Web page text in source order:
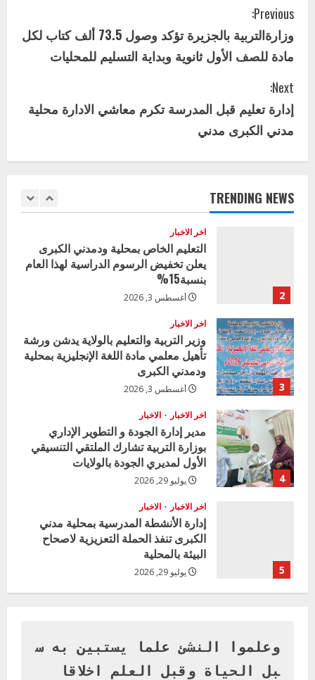
C
o
n
t
i
n
u
e
e
a
d
i
n
g
Previous:
وزارةالتربية بالجزيرة تؤكد وصول 73.5 ألف كتاب لكل
مادة للصف الأول ثانوية وبداية التسليم للمحليات
Next:
إدارة تعليم قبل المدرسة تكرم معاشي الادارة محلية
مدني الكبرى مدني
TRENDING NEWS
4
5
اخر الاخبار الاخبار
إدارة الأنشطة المدرسية بمحلية مدني
يوليو 29, 2026
1
اخر الاخبار
2
اخر الاخبار
التعليم الخاص بمحلية ودمدني الكبرى
يعلن تخفيض الرسوم الدراسية لهذا العام
بنسبة15%
أغسطس 3, 2026
3
اخر الاخبار
وزير التربية والتعليم بالولاية يدشن ورشة
تأهيل معلمي مادة اللغة الإنجليزية بمحلية
ودمدني الكبرى
أغسطس 3, 2026
4
اخر الاخبار الاخبار
مدير إدارة الجودة و التطوير الإداري
بوزارة التربية تشارك الملتقي التنسيقي
الأول لمديري الجودة بالولايات
يوليو 29, 2026
5
اخر الاخبار الاخبار
إدارة الأنشطة المدرسية بمحلية مدني
الكبرى تنفذ الحملة التعزيزية لاصحاح
البيئة بالمحلية
يوليو 29, 2026
بنات بمحلية ود مدني الكبرى
أغسطس 3, 2026
وعلموا النشئ علما يستبين به س
بل الحياة وقبل العلم اخلاقا